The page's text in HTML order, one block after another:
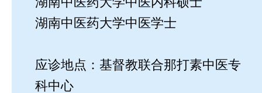
湖南中医药大学中医学士
应诊地点：基督教联合那打素中医专
科中心